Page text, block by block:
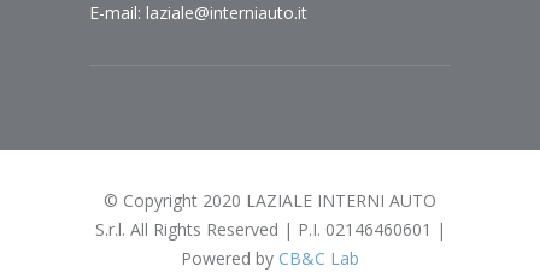
E-mail: laziale@interniauto.it
© Copyright 2020 LAZIALE INTERNI AUTO
S.r.l. All Rights Reserved | P.I. 02146460601 |
Powered by CB&C Lab